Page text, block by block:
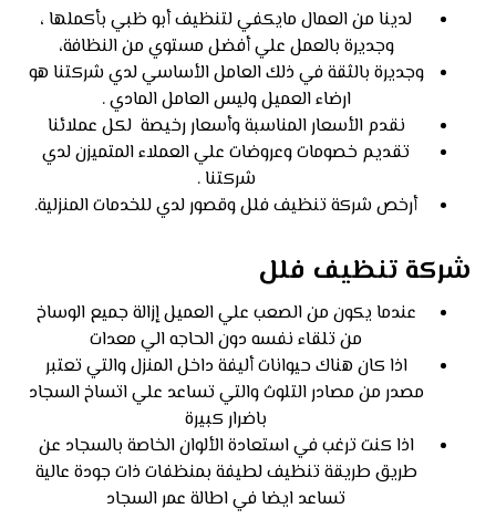
لدينا من العمال مايكفي لتنظيف أبو ظبي بأكملها ،
وجديرة بالعمل علي أفضل مستوي من النظافة،
وجديرة بالثقة في ذلك العامل الأساسي لدي شركتنا هو
ارضاء العميل وليس العامل المادي .
نقدم الأسعار المناسبة وأسعار رخيصة لكل عملائنا
تقديم خصومات وعروضات علي العملاء المتميزن لدي
شركتنا .
أرخص شركة تنظيف فلل وقصور لدي للخدمات المنزلية.
شركة تنظيف فلل
عندما يكون من الصعب علي العميل إزالة جميع الوساخ
من تلقاء نفسه دون الحاجه الي معدات
اذا كان هناك حيوانات أليفة داخل المنزل والتي تعتبر
مصدر من مصادر التلوث والتي تساعد علي اتساخ السجاد
باضرار كبيرة
اذا كنت ترغب في استعادة الألوان الخاصة بالسجاد عن
طريق طريقة تنظيف لطيفة بمنظفات ذات جودة عالية
تساعد ايضا في اطالة عمر السجاد